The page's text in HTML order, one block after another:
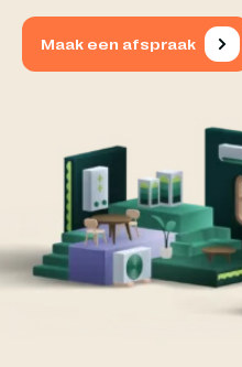
Maak een afspraak